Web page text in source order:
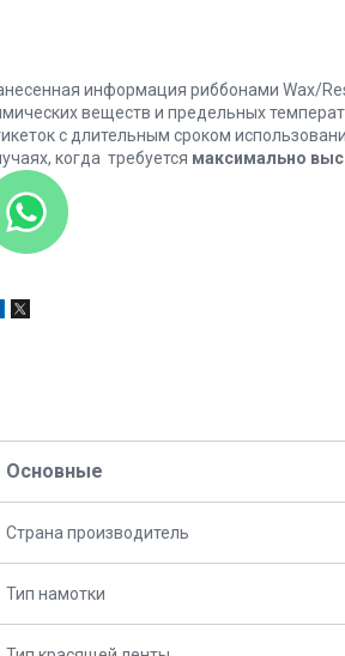
информация риббонами Waх/
веществ и предельных
с длительным сроком
когда требуется максимально
Основные
Страна производитель
Тип намотки